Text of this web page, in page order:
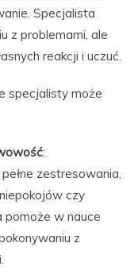
Specjalista
z problemami, ale
reakcji i uczuć.
specjalisty może
:
zestresowania,
czy
pomoże w nauce
z